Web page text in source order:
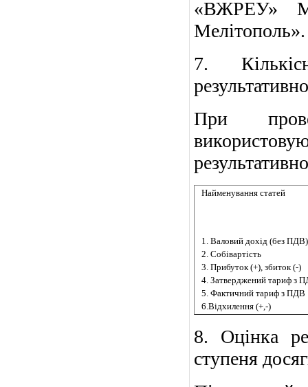
«ВЖРЕУ»
Мелітополь».
7.
При
Найменування статей
1. Валовий дохід (без ПДВ)
2. Собівартість
3. Прибуток (+), збиток (-)
4. Затверджений тариф з
5. Фактичний тариф з ПДВ
6.Відхилення (+,-)
8. Оцінка
ступеня